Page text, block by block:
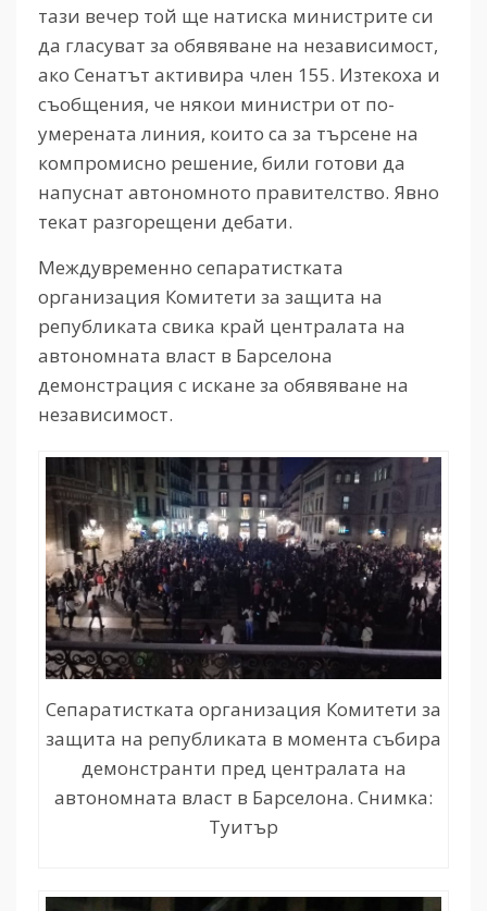
тази вечер той ще натиска министрите си
да гласуват за обявяване на независимост,
ако Сенатът активира член 155. Изтекоха и
съобщения, че някои министри от по-
умерената линия, които са за търсене на
компромисно решение, били готови да
напуснат автономното правителство. Явно
текат разгорещени дебати.
Междувременно сепаратистката
организация Комитети за защита на
републиката свика край централата на
автономната власт в Барселона
демонстрация с искане за обявяване на
независимост.
Сепаратистката организация Комитети за
защита на републиката в момента събира
демонстранти пред централата на
автономната власт в Барселона. Снимка:
Туитър